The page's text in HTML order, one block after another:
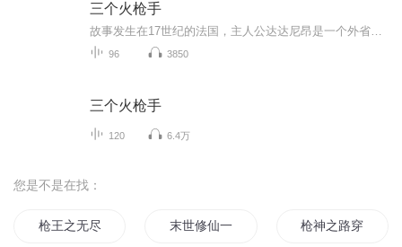
三个火枪手
96 3850
三个火枪手
120 6.4万
您是不是在找：
枪王之无尽战斗 末世修仙一把枪 枪神之路穿越